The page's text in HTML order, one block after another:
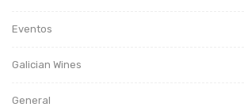
Eventos
Galician Wines
General